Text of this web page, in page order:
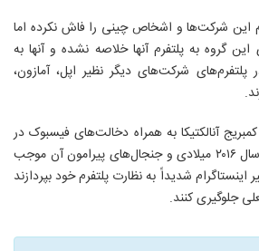
این شرکت‌ها و اشخاص چینی را فاش نکرده اما
گروه به پلتفرم آنها خلاصه نشده و آنها به
شرکت‌های دیگر نظیر اپل، آمازون،
.
آنالکتیکا به همراه دخالت‌های فیسبوک در
انتخابات ریاست جمهوری سال ۲۰۱۶ میلادی و جنجال‌های پیرامون آن موجب
شدیداً به نظارت پلتفرم خود بپردازند
جلوگیری کنند.